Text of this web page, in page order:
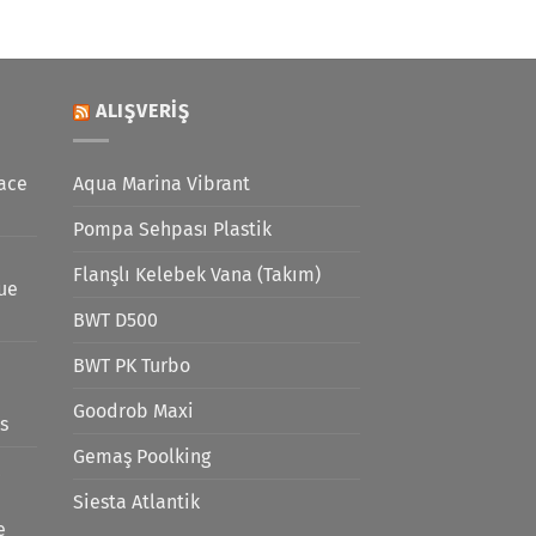
ALIŞVERIŞ
Aqua Marina Vibrant
Pompa Sehpası Plastik
Flanşlı Kelebek Vana (Takım)
BWT D500
BWT PK Turbo
Goodrob Maxi
Gemaş Poolking
Siesta Atlantik